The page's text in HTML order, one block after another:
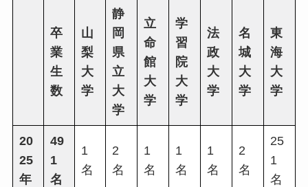
卒
業
生
数
山
梨
大
学
静
岡
県
立
大
学
立
命
館
大
学
学
習
院
大
学
法
政
大
学
名
城
大
学
東
海
大
学
20
25
年
49
1
名
1
名
2
名
1
名
1
名
1
名
2
名
25
1
名